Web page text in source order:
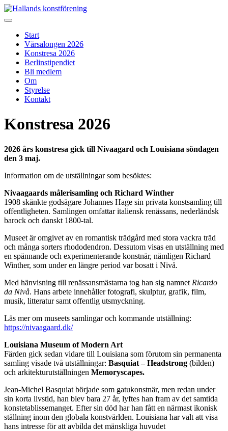
Skip
to
Start
Vårsalongen 2026
Konstresa 2026
Berlinstipendiet
Bli medlem
Om
Styrelse
Kontakt
Konstresa 2026
2026 års konstresa gick till Nivaagard och Louisiana söndagen
den 3 maj.
Information om de utställningar som besöktes:
Nivaagaards målerisamling och Richard Winther
1908 skänkte godsägare Johannes Hage sin privata konstsamling till
offentligheten. Samlingen omfattar italiensk renässans, nederländsk
barock och danskt 1800-tal.
Museet är omgivet av en romantisk trädgård med stora vackra träd
och många sorters rhododendron. Dessutom visas en utställning med
en spännande och experimenterande konstnär, nämligen Richard
Winther, som under en längre period var bosatt i Nivå.
Med hänvisning till renässansmästarna tog han sig namnet Ricardo
da Nivå. Hans arbete innehåller fotografi, skulptur, grafik, film,
musik, litteratur samt offentlig utsmyckning.
Läs mer om museets samlingar och kommande utställning:
https://nivaagaard.dk/
Louisiana Museum of Modern Art
Färden gick sedan vidare till Louisiana som förutom sin permanenta
samling visade två utställningar: Basquiat – Headstrong (bilden)
och arkitekturutställningen Memoryscapes.
Jean-Michel Basquiat började som gatukonstnär, men redan under
sin korta livstid, han blev bara 27 år, lyftes han fram av det samtida
konstetablissemanget. Efter sin död har han fått en närmast ikonisk
ställning inom den globala konstvärlden. Louisiana har valt att visa
hans intresse för att avbilda det mänskliga huvudet